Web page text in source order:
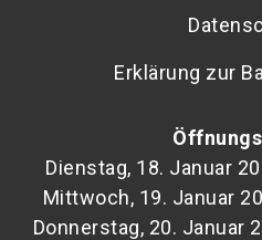
Erklärung zur
Dienstag, 18. Januar
Mittwoch, 19. Januar
Donnerstag, 20. Januar